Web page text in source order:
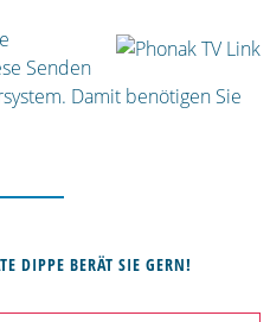
Senden
Damit benötigen Sie
DIPPE BERÄT SIE GERN!